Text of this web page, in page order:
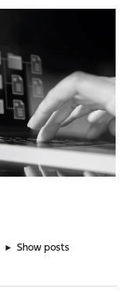
► Show posts